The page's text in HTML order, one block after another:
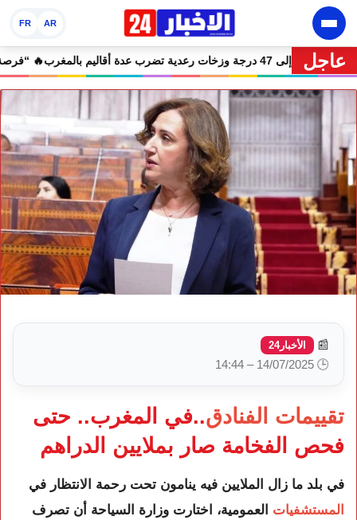
AR
FR
عاجل
🔥 نشرة إنذارية.. موجة حر تصل إلى 47 درجة وزخات رعدية تضرب عدة أقاليم بالمغرب
📰 الأخبار24
🕒 14/07/2025 – 14:44
تقييمات الفنادق..في المغرب.. حتى
فحص الفخامة صار بملايين الدراهم
في بلد ما زال الملايين فيه ينامون تحت رحمة الانتظار في
المستشفيات العمومية، اختارت وزارة السياحة أن تصرف